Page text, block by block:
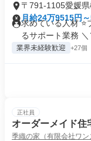
〒791-1105愛媛
月給24万9515円
求めている人材 ⭐
るサポート業務 ＼
業界未経験歓迎 +27個
正社員
オーダーメイド住
季織の家（有限会社ワン